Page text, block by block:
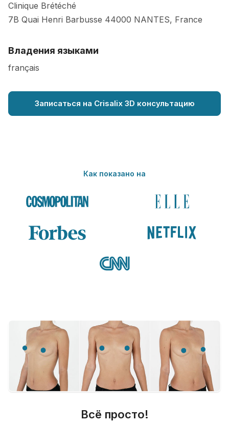
Clinique Brétéché
7B Quai Henri Barbusse 44000 NANTES, France
Владения языками
français
Записаться на Crisalix 3D консультацию
Как показано на
Всё просто!